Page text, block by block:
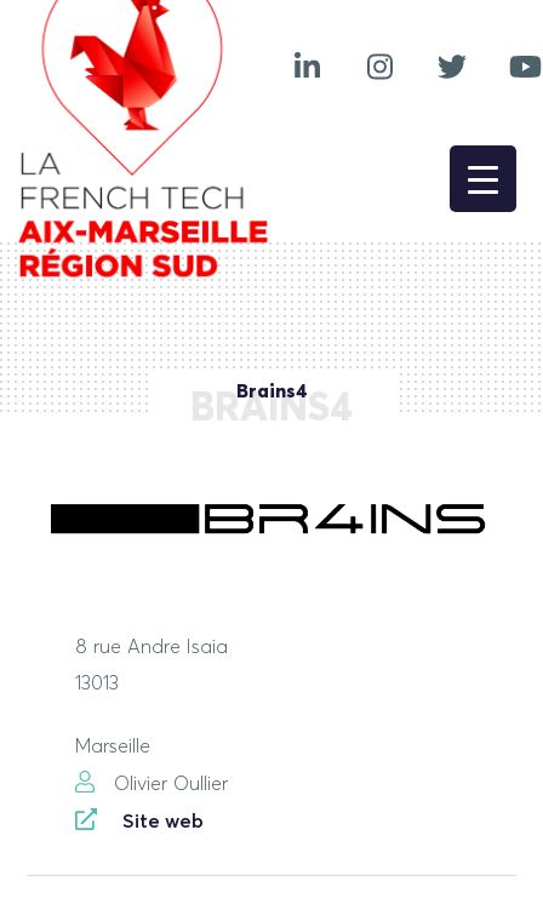
BRAINS4
Brains4
8 rue Andre Isaia
13013
Marseille
Olivier Oullier
Site web